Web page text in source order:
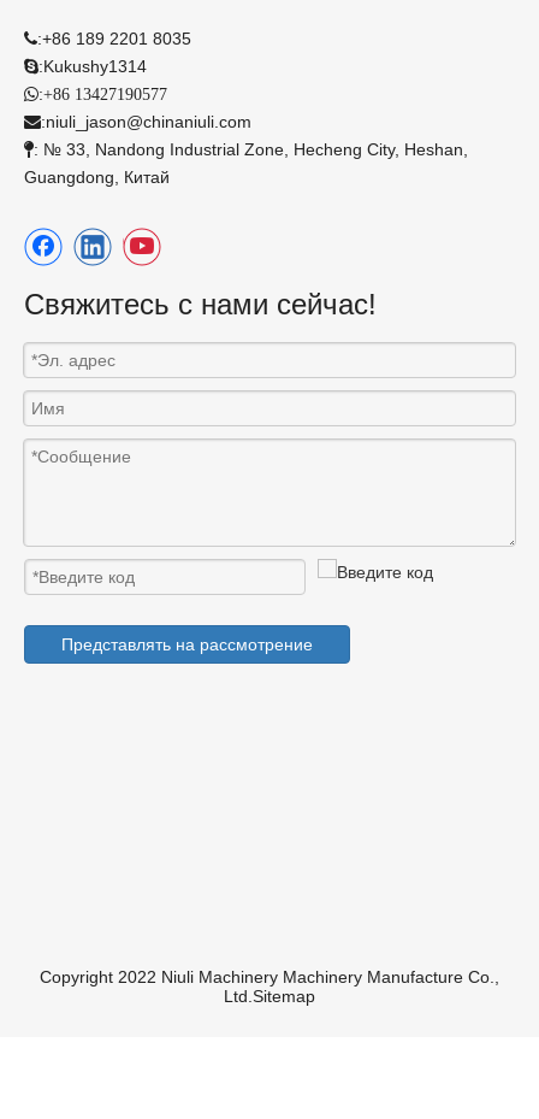
:+86 189 2201 8035
:Kukushy1314
:+86 13427190577
:niuli_jason@chinaniuli.com
: № 33, Nandong Industrial Zone, Hecheng City, Heshan,
Guangdong, Китай
Свяжитесь с нами сейчас!
Представлять на рассмотрение
Copyright 2022 Niuli Machinery Machinery Manufacture Co.,
Ltd. Sitemap